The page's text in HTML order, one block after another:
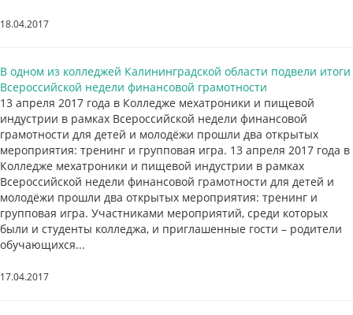
18.04.2017
В одном из колледжей Калининградской области подвели итоги
Всероссийской недели финансовой грамотности
13 апреля 2017 года в Колледже мехатроники и пищевой
индустрии в рамках Всероссийской недели финансовой
грамотности для детей и молодёжи прошли два открытых
мероприятия: тренинг и групповая игра. 13 апреля 2017 года в
Колледже мехатроники и пищевой индустрии в рамках
Всероссийской недели финансовой грамотности для детей и
молодёжи прошли два открытых мероприятия: тренинг и
групповая игра. Участниками мероприятий, среди которых
были и студенты колледжа, и приглашенные гости – родители
обучающихся...
17.04.2017